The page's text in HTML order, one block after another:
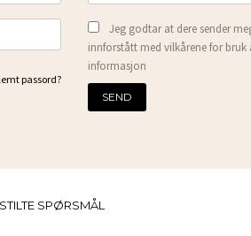
passord?
Jeg godtar at dere sender
innforstått med vilkårene for bruk
informasjon
SPØRSMÅL